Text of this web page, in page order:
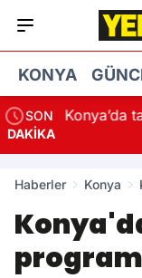
KONYA
SON
DAKİKA
taşlı bıçaklı
Haberler Konya